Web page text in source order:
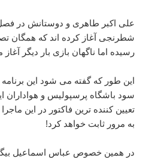
علی اکبر طاهری و دوستانش در فصل
شطرنجی آغاز کرده اند که همگان
رسیده اما ناگهان بازی بار دیگر
این طور که گفته می شود این
سود باشگاه پرسپولیس و هواداران
تعیین کننده ترین فاکتور در این
به مرور ثابت خواهد کرد!
در همین خصوص عباس اسماعیل